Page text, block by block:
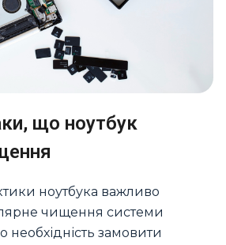
що ноутбук
ноутбука важливо
чищення системи
замовити